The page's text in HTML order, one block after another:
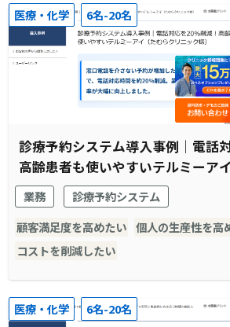
医療・化学 6名-20名
診療予約システム導入事例｜電話
高齢患者も使いやすいテルミーア
ック様）
業務
診療予約システム
顧客満足度を高めたい 個人の生産性を高
コストを削減したい
医療・化学 6名-20名